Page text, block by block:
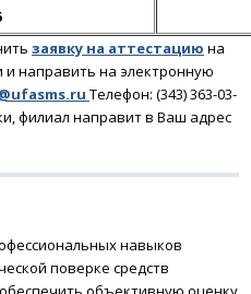
заявку на аттестацию на
и направить на электронную
Телефон: (343) 363-03-
, филиал направит в Ваш адрес
навыков
поверке средств